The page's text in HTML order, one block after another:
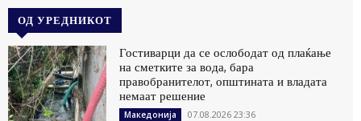
ОД УРЕДНИКОТ
Гостиварци да се ослободат од плаќање
на сметките за вода, бара
правобранителот, општината и владата
немаат решение
Македонија 07.08.2026 23:36